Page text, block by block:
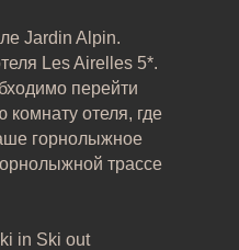
Jardin Alpin.
Les Airelles 5*.
перейти
отеля, где
горнолыжное
трассе
in Ski out